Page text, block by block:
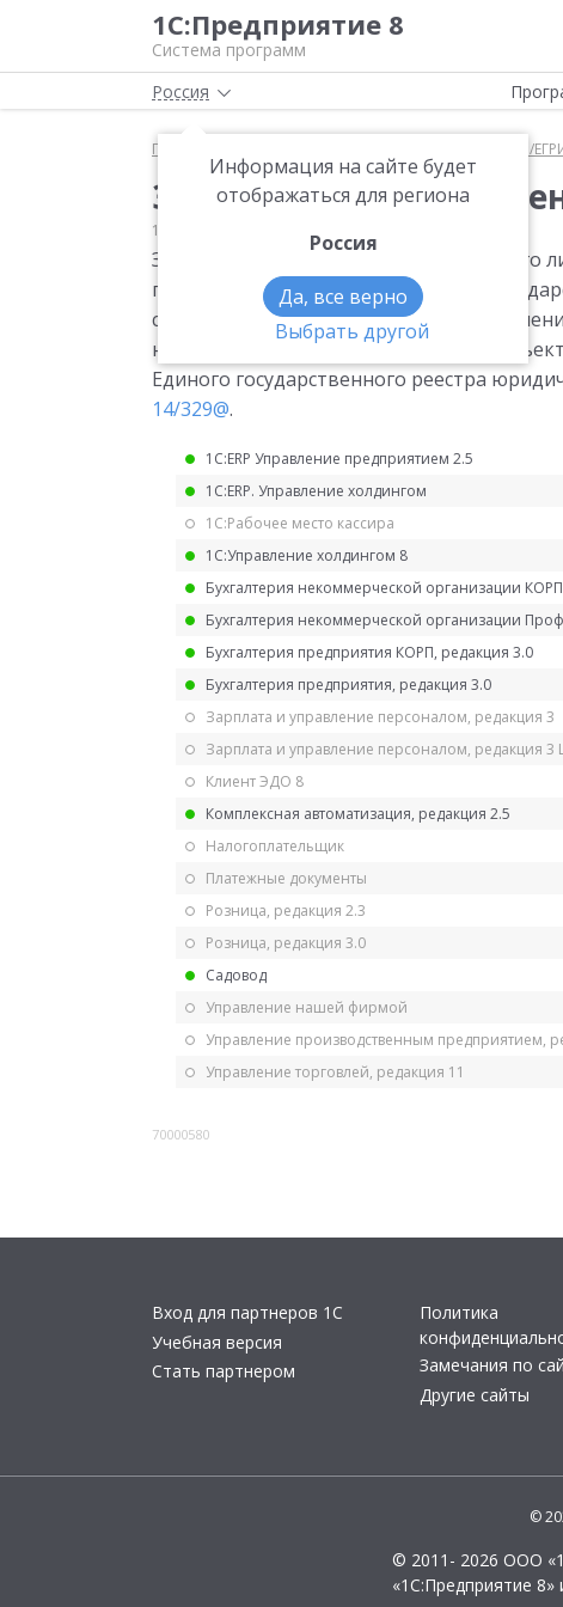
1С:Предприятие 8
Система программ
Россия
Информация на сайте будет
отображаться для региона
Россия
Да, все верно
Выбрать другой
Главная ЕГРЮЛ/
Заявление об
16.09.2024
Заявление об исключении юридического
предпринимательства, из Единого
содержащего сведения о принятии
юридического лица, отнесенного к
Единого государственного реестра
14/329@.
1С:ERP Управление предприятием 2.5
1С:ERP. Управление холдингом
1С:Рабочее место кассира
1С:Управление холдингом 8
Бухгалтерия некоммерческой организации КОРП
Бухгалтерия некоммерческой организации Проф
Бухгалтерия предприятия КОРП, редакция 3.0
Бухгалтерия предприятия, редакция 3.0
Зарплата и управление персоналом, редакция 3
Зарплата и управление персоналом, редакция 3
Клиент ЭДО 8
Комплексная автоматизация, редакция 2.5
Налогоплательщик
Платежные документы
Розница, редакция 2.3
Розница, редакция 3.0
Садовод
Управление нашей фирмой
Управление производственным предприятием,
Управление торговлей, редакция 11
70000580
Вход для партнеров 1С
Учебная версия
Стать партнером
Политика
Замечания по
Другие сайты
©
© 2011- 2026 ООО
«1С:Предприятие